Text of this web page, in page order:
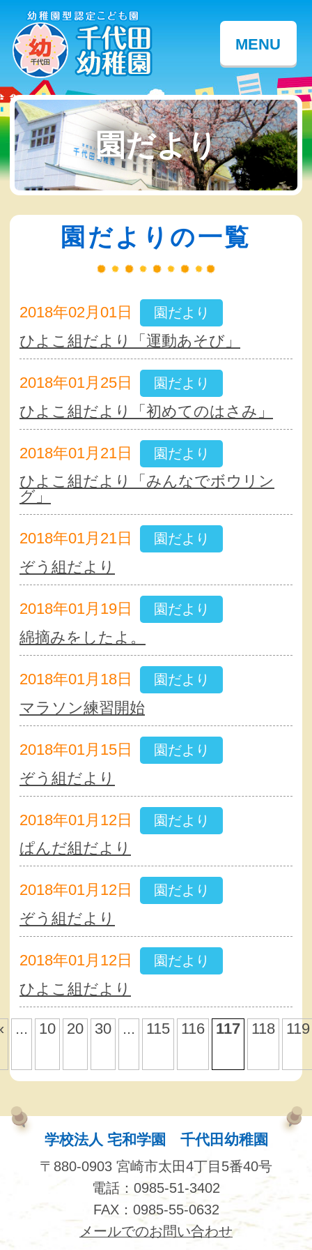
MENU
園だより
園だよりの一覧
2018年02月01日 園だより
ひよこ組だより「運動あそび」
2018年01月25日 園だより
ひよこ組だより「初めてのはさみ」
2018年01月21日 園だより
ひよこ組だより「みんなでボウリン
グ」
2018年01月21日 園だより
ぞう組だより
2018年01月19日 園だより
綿摘みをしたよ。
2018年01月18日 園だより
マラソン練習開始
2018年01月15日 園だより
ぞう組だより
2018年01月12日 園だより
ぱんだ組だより
2018年01月12日 園だより
ぞう組だより
2018年01月12日 園だより
ひよこ組だより
... 10 20 30 ... 115 116 117 118 119
学校法人 宅和学園 千代田幼稚園
〒880-0903 宮崎市太田4丁目5番40号
電話：0985-51-3402
FAX：0985-55-0632
メールでのお問い合わせ